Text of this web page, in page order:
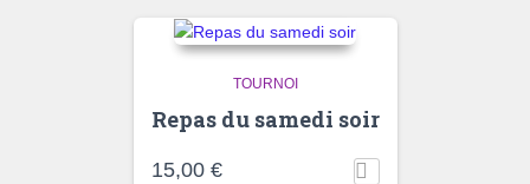
TOURNOI
Repas du samedi soir
15,00 €